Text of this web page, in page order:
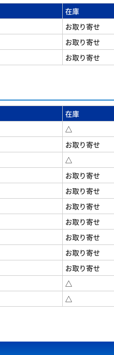
在庫
お取り寄せ
お取り寄せ
お取り寄せ
在庫
△
お取り寄せ
△
お取り寄せ
お取り寄せ
お取り寄せ
お取り寄せ
お取り寄せ
お取り寄せ
お取り寄せ
△
△